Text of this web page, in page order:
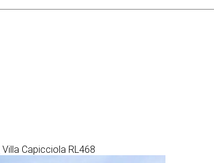
Villa Capicciola RL468